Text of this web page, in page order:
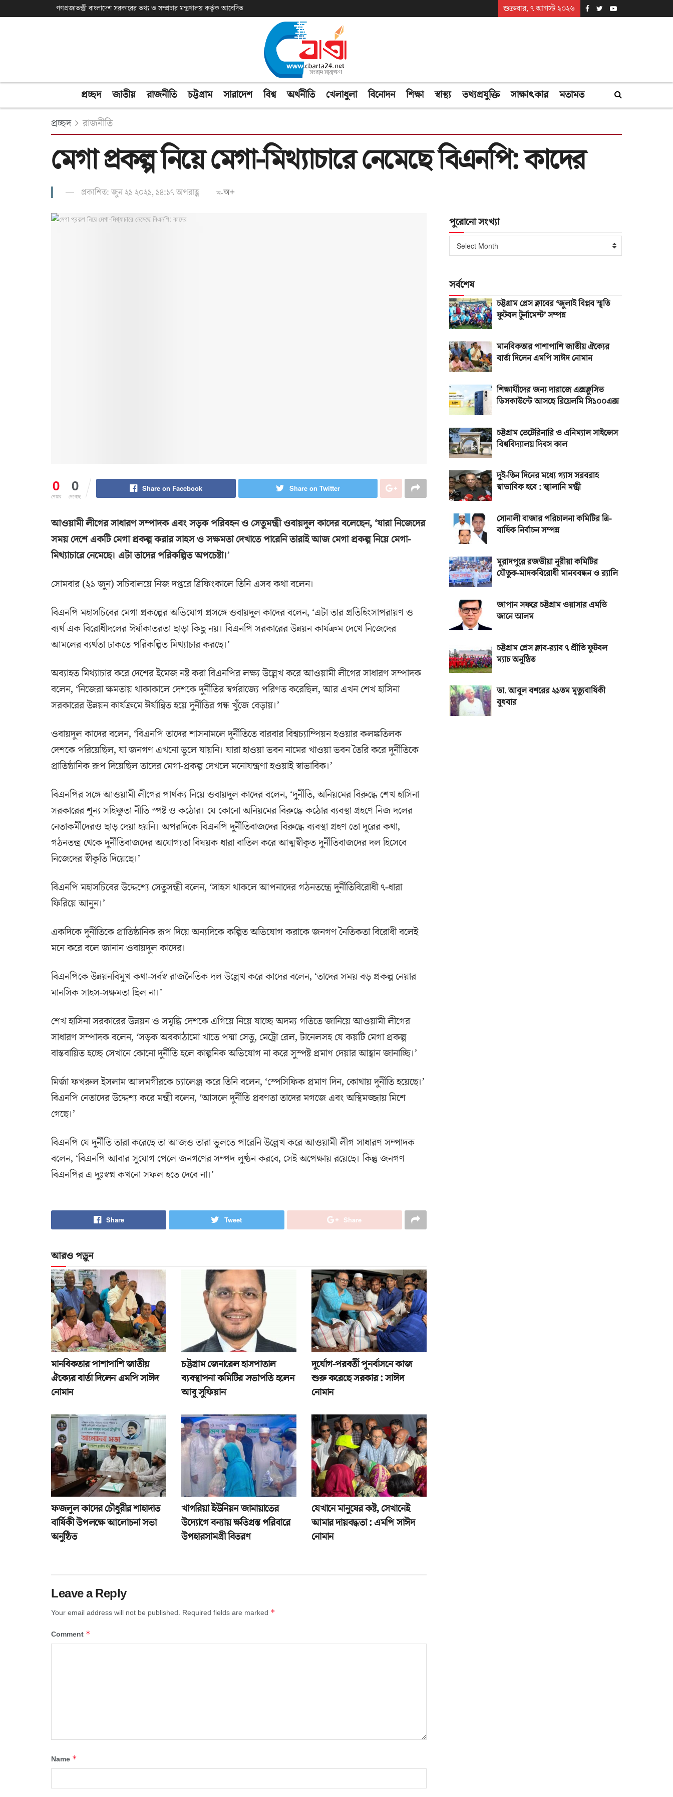
গণপ্রজাতন্ত্রী বাংলাদেশ সরকারের তথ্য ও সম্প্রচার মন্ত্রণালয় কর্তৃক আবেদিত শুক্রবার, ৭ আগস্ট ২০২৬
প্রচ্ছদ জাতীয় রাজনীতি চট্টগ্রাম সারাদেশ বিশ্ব অর্থনীতি খেলাধুলা বিনোদন শিক্ষা স্বাস্থ্য তথ্যপ্রযুক্তি সাক্ষাৎকার মতামত
প্রচ্ছদ রাজনীতি
মেগা প্রকল্প নিয়ে মেগা-মিথ্যাচারে নেমেছে বিএনপি: কাদের
প্রকাশিত: জুন ২১ ২০২১, ১৪:১৭ অপরাহ্ণ অ-অ+
0
শেয়ার
0
দেখেছে
Share on Facebook Share on Twitter
আওয়ামী লীগের সাধারণ সম্পাদক এবং সড়ক পরিবহন ও সেতুমন্ত্রী ওবায়দুল কাদের বলেছেন, ‘যারা নিজেদের
সময় দেশে একটি মেগা প্রকল্প করার সাহস ও সক্ষমতা দেখাতে পারেনি তারাই আজ মেগা প্রকল্প নিয়ে মেগা-
মিথ্যাচারে নেমেছে। এটা তাদের পরিকল্পিত অপচেষ্টা।’
সোমবার (২১ জুন) সচিবালয়ে নিজ দপ্তরে ব্রিফিংকালে তিনি এসব কথা বলেন।
বিএনপি মহাসচিবের মেগা প্রকল্পের অভিযোগ প্রসঙ্গে ওবায়দুল কাদের বলেন, ‘এটা তার প্রতিহিংসাপরায়ণ ও
ব্যর্থ এক বিরোধীদলের ঈর্ষাকাতরতা ছাড়া কিছু নয়। বিএনপি সরকারের উন্নয়ন কার্যক্রম দেখে নিজেদের
আমলের ব্যর্থতা ঢাকতে পরিকল্পিত মিথ্যাচার করছে।’
অব্যাহত মিথ্যাচার করে দেশের ইমেজ নষ্ট করা বিএনপির লক্ষ্য উল্লেখ করে আওয়ামী লীগের সাধারণ সম্পাদক
বলেন, ‘নিজেরা ক্ষমতায় থাকাকালে দেশকে দুর্নীতির স্বর্গরাজ্যে পরিণত করেছিল, আর এখন শেখ হাসিনা
সরকারের উন্নয়ন কার্যক্রমে ঈর্ষান্বিত হয়ে দুর্নীতির গন্ধ খুঁজে বেড়ায়।’
ওবায়দুল কাদের বলেন, ‘বিএনপি তাদের শাসনামলে দুর্নীতিতে বারবার বিশ্বচ্যাম্পিয়ন হওয়ার কলঙ্কতিলক
দেশকে পরিয়েছিল, যা জনগণ এখনো ভুলে যায়নি। যারা হাওয়া ভবন নামের খাওয়া ভবন তৈরি করে দুর্নীতিকে
প্রাতিষ্ঠানিক রূপ দিয়েছিল তাদের মেগা-প্রকল্প দেখলে মনোযন্ত্রণা হওয়াই স্বাভাবিক।’
বিএনপির সঙ্গে আওয়ামী লীগের পার্থক্য নিয়ে ওবায়দুল কাদের বলেন, ‘দুর্নীতি, অনিয়মের বিরুদ্ধে শেখ হাসিনা
সরকারের শূন্য সহিষ্ণুতা নীতি স্পষ্ট ও কঠোর। যে কোনো অনিয়মের বিরুদ্ধে কঠোর ব্যবস্থা গ্রহণে নিজ দলের
নেতাকর্মীদেরও ছাড় দেয়া হয়নি। অপরদিকে বিএনপি দুর্নীতিবাজদের বিরুদ্ধে ব্যবস্থা গ্রহণ তো দূরের কথা,
গঠনতন্ত্র থেকে দুর্নীতিবাজদের অযোগ্যতা বিষয়ক ধারা বাতিল করে আত্মস্বীকৃত দুর্নীতিবাজদের দল হিসেবে
নিজেদের স্বীকৃতি দিয়েছে।’
বিএনপি মহাসচিবের উদ্দেশ্যে সেতুসন্ত্রী বলেন, ‘সাহস থাকলে আপনাদের গঠনতন্ত্রে দুর্নীতিবিরোধী ৭-ধারা
ফিরিয়ে আনুন।’
একদিকে দুর্নীতিকে প্রাতিষ্ঠানিক রূপ দিয়ে অন্যদিকে কল্পিত অভিযোগ করাকে জনগণ নৈতিকতা বিরোধী বলেই
মনে করে বলে জানান ওবায়দুল কাদের।
বিএনপিকে উন্নয়নবিমুখ কথা-সর্বস্ব রাজনৈতিক দল উল্লেখ করে কাদের বলেন, ‘তাদের সময় বড় প্রকল্প নেয়ার
মানসিক সাহস-সক্ষমতা ছিল না।’
শেখ হাসিনা সরকারের উন্নয়ন ও সমৃদ্ধি দেশকে এগিয়ে নিয়ে যাচ্ছে অদম্য গতিতে জানিয়ে আওয়ামী লীগের
সাধারণ সম্পাদক বলেন, ‘সড়ক অবকাঠামো খাতে পদ্মা সেতু, মেট্রো রেল, টানেলসহ যে কয়টি মেগা প্রকল্প
বাস্তবায়িত হচ্ছে সেখানে কোনো দুর্নীতি হলে কাল্পনিক অভিযোগ না করে সুস্পষ্ট প্রমাণ দেয়ার আহ্বান জানাচ্ছি।’
মির্জা ফখরুল ইসলাম আলমগীরকে চ্যালেঞ্জ করে তিনি বলেন, ‘স্পেসিফিক প্রমাণ দিন, কোথায় দুর্নীতি হয়েছে।’
বিএনপি নেতাদের উদ্দেশ্য করে মন্ত্রী বলেন, ‘আসলে দুর্নীতি প্রবণতা তাদের মগজে এবং অস্থিমজ্জায় মিশে
গেছে।’
বিএনপি যে দুর্নীতি তারা করেছে তা আজও তারা ভুলতে পারেনি উল্লেখ করে আওয়ামী লীগ সাধারণ সম্পাদক
বলেন, ‘বিএনপি আবার সুযোগ পেলে জনগণের সম্পদ লুণ্ঠন করবে, সেই অপেক্ষায় রয়েছে। কিন্তু জনগণ
বিএনপির এ দুঃস্বপ্ন কখনো সফল হতে দেবে না।’
Share Tweet Share
আরও পড়ুন
মানবিকতার পাশাপাশি জাতীয়
ঐক্যের বার্তা দিলেন এমপি সাঈদ
নোমান
চট্টগ্রাম জেনারেল হাসপাতাল
ব্যবস্থাপনা কমিটির সভাপতি হলেন
আবু সুফিয়ান
দুর্যোগ-পরবর্তী পুনর্বাসনে কাজ
শুরু করেছে সরকার : সাঈদ
নোমান
ফজলুল কাদের চৌধুরীর শাহাদাত
বার্ষিকী উপলক্ষে আলোচনা সভা
অনুষ্ঠিত
খাগরিয়া ইউনিয়ন জামায়াতের
উদ্যোগে বন্যায় ক্ষতিগ্রস্ত পরিবারে
উপহারসামগ্রী বিতরণ
যেখানে মানুষের কষ্ট, সেখানেই
আমার দায়বদ্ধতা : এমপি সাঈদ
নোমান
Leave a Reply
Your email address will not be published. Required fields are marked *
Comment *
Name *
পুরোনো সংখ্যা
পুরোনো
সংখ্যা
Select Month
সর্বশেষ
চট্টগ্রাম প্রেস ক্লাবের ‘জুলাই বিপ্লব স্মৃতি
ফুটবল টুর্নামেন্ট’ সম্পন্ন
মানবিকতার পাশাপাশি জাতীয় ঐক্যের
বার্তা দিলেন এমপি সাঈদ নোমান
শিক্ষার্থীদের জন্য দারাজে এক্সক্লুসিভ
ডিসকাউন্টে আসছে রিয়েলমি সি১০০এক্স
চট্টগ্রাম ভেটেরিনারি ও এনিম্যাল সাইন্সেস
বিশ্ববিদ্যালয় দিবস কাল
দুই-তিন দিনের মধ্যে গ্যাস সরবরাহ
স্বাভাবিক হবে : জ্বালানি মন্ত্রী
সোনালী বাজার পরিচালনা কমিটির ত্রি-
বার্ষিক নির্বাচন সম্পন্ন
মুরাদপুরে রজভীয়া নূরীয়া কমিটির
যৌতুক-মাদকবিরোধী মানববন্ধন ও র‌্যালি
জাপান সফরে চট্টগ্রাম ওয়াসার এমডি
জানে আলম
চট্টগ্রাম প্রেস ক্লাব-র‌্যাব ৭ প্রীতি ফুটবল
ম্যাচ অনুষ্ঠিত
ডা. আবুল বশরের ২১তম মৃত্যুবার্ষিকী
বুধবার